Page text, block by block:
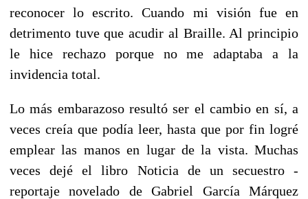
reconocer lo escrito. Cuando mi visión fue en
detrimento tuve que acudir al Braille. Al principio
le hice rechazo porque no me adaptaba a la
invidencia total.
Lo más embarazoso resultó ser el cambio en sí, a
veces creía que podía leer, hasta que por fin logré
emplear las manos en lugar de la vista. Muchas
veces dejé el libro Noticia de un secuestro -
reportaje novelado de Gabriel García Márquez